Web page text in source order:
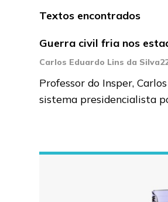
Textos encontrados
Guerra civil fria nos
Carlos Eduardo Lins da Silva
Professor do Insper,
sistema presidencialista